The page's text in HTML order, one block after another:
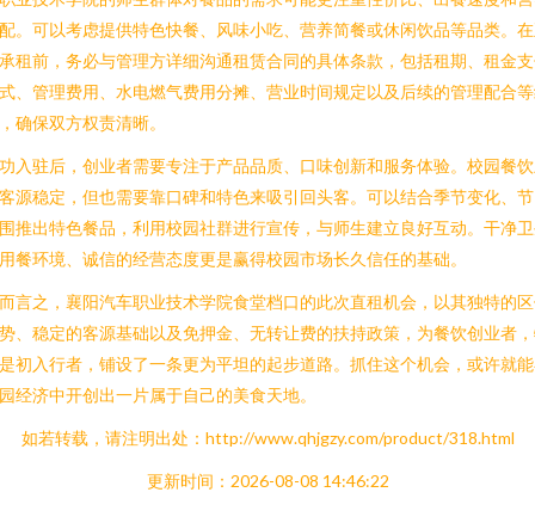
。可以考虑提供特色快餐、风味小吃、营养简餐或休闲饮品等品类。
租前，务必与管理方详细沟通租赁合同的具体条款，包括租期、租金
、管理费用、水电燃气费用分摊、营业时间规定以及后续的管理配合
确保双方权责清晰。
入驻后，创业者需要专注于产品品质、口味创新和服务体验。校园餐
源稳定，但也需要靠口碑和特色来吸引回头客。可以结合季节变化、
推出特色餐品，利用校园社群进行宣传，与师生建立良好互动。干净
餐环境、诚信的经营态度更是赢得校园市场长久信任的基础。
言之，襄阳汽车职业技术学院食堂档口的此次直租机会，以其独特的
、稳定的客源基础以及免押金、无转让费的扶持政策，为餐饮创业者
初入行者，铺设了一条更为平坦的起步道路。抓住这个机会，或许就
经济中开创出一片属于自己的美食天地。
如若转载，请注明出处：http://www.qhjgzy.com/product/318.html
更新时间：2026-08-08 14:46:22